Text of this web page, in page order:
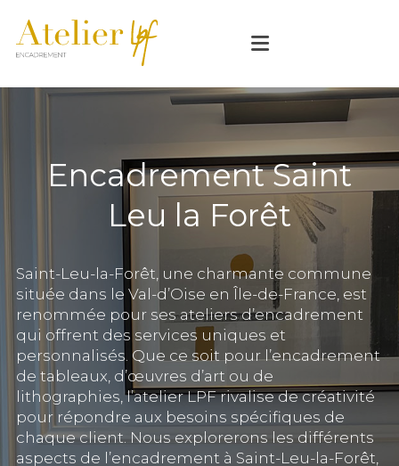
Encadrement Saint
Leu la Forêt
Saint-Leu-la-Forêt, une charmante commune
située dans le Val-d’Oise en Île-de-France, est
renommée pour ses ateliers d’encadrement
qui offrent des services uniques et
personnalisés. Que ce soit pour l’encadrement
de tableaux, d’œuvres d’art ou de
lithographies, l’atelier LPF rivalise de créativité
pour répondre aux besoins spécifiques de
chaque client. Nous explorerons les différents
aspects de l’encadrement à Saint-Leu-la-Forêt,